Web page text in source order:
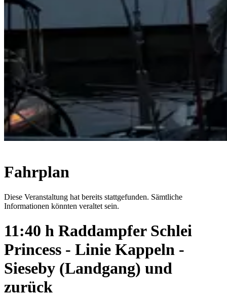
Fahrplan
Diese Veranstaltung hat bereits stattgefunden. Sämtliche
Informationen könnten veraltet sein.
11:40 h Raddampfer Schlei
Princess - Linie Kappeln -
Sieseby (Landgang) und
zurück